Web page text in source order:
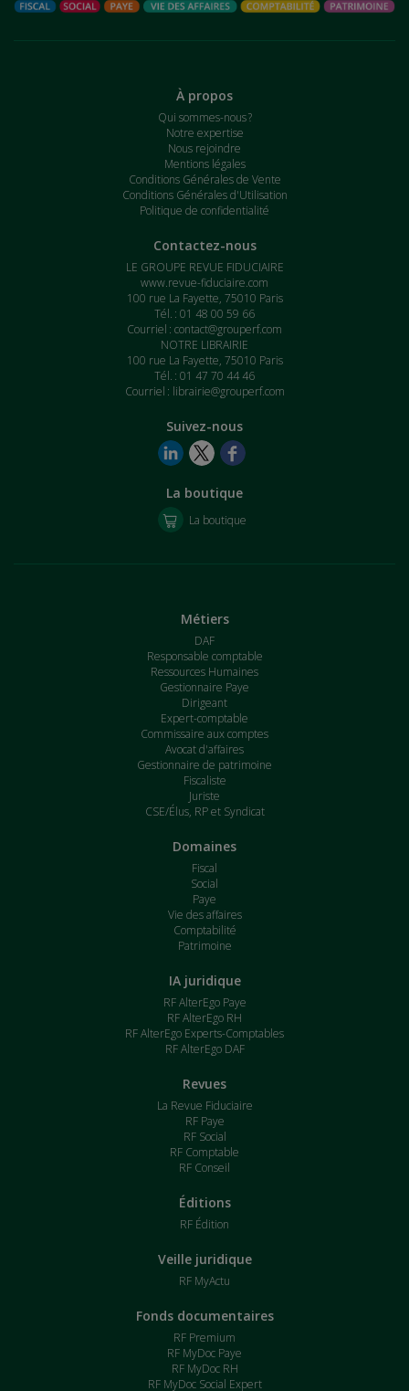
À propos
Qui sommes-nous ?
Notre expertise
Nous rejoindre
Mentions légales
Conditions Générales de Vente
Conditions Générales d'Utilisation
Politique de confidentialité
Contactez-nous
LE GROUPE REVUE FIDUCIAIRE
www.revue-fiduciaire.com
100 rue La Fayette, 75010 Paris
Tél. : 01 48 00 59 66
Courriel : contact@grouperf.com
NOTRE LIBRAIRIE
100 rue La Fayette, 75010 Paris
Tél. : 01 47 70 44 46
Courriel : librairie@grouperf.com
Suivez-nous
La boutique
La boutique
Métiers
DAF
Responsable comptable
Ressources Humaines
Gestionnaire Paye
Dirigeant
Expert-comptable
Commissaire aux comptes
Avocat d'affaires
Gestionnaire de patrimoine
Fiscaliste
Juriste
CSE/Élus, RP et Syndicat
Domaines
Fiscal
Social
Paye
Vie des affaires
Comptabilité
Patrimoine
IA juridique
RF AlterEgo Paye
RF AlterEgo RH
RF AlterEgo Experts-Comptables
RF AlterEgo DAF
Revues
La Revue Fiduciaire
RF Paye
RF Social
RF Comptable
RF Conseil
Éditions
RF Édition
Veille juridique
RF MyActu
Fonds documentaires
RF Premium
RF MyDoc Paye
RF MyDoc RH
RF MyDoc Social Expert